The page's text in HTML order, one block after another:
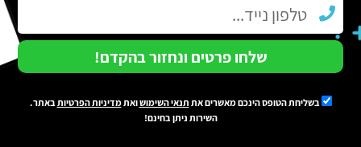
שלחו פרטים ונחזור בהקדם!
בשליחת הטופס הינכם מאשרים את תנאי השימושואתמדיניות הפרטיותבאתר.
השירות ניתן בחינם!